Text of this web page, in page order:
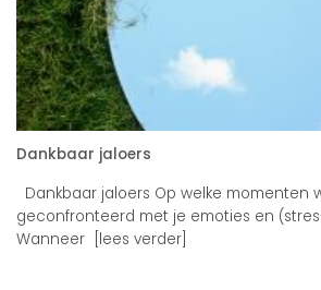
Dankbaar jaloers
Dankbaar jaloers Op welke momenten
geconfronteerd met je emoties en
Wanneer [lees verder]